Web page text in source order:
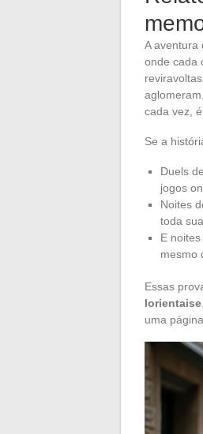
A aventura
onde cada
cada vez,
Se a
Duels
jogos
Noites
toda
E
mesmo
Essas
lorientaise
uma